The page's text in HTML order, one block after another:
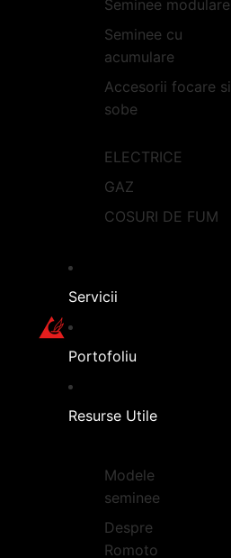
Seminee modulare
Seminee cu
acumulare
Accesorii focare si
sobe
ELECTRICE
GAZ
COSURI DE FUM
Servicii
Portofoliu
Resurse Utile
Modele
seminee
Despre
Romoto